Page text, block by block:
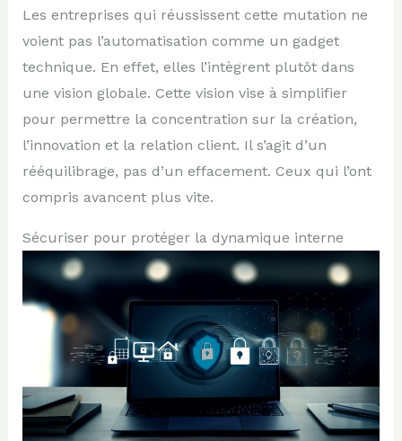
Les entreprises qui réussissent cette mutation ne
voient pas l’automatisation comme un gadget
technique. En effet, elles l’intègrent plutôt dans
une vision globale. Cette vision vise à simplifier
pour permettre la concentration sur la création,
l’innovation et la relation client. Il s’agit d’un
rééquilibrage, pas d’un effacement. Ceux qui l’ont
compris avancent plus vite.
Sécuriser pour protéger la dynamique interne